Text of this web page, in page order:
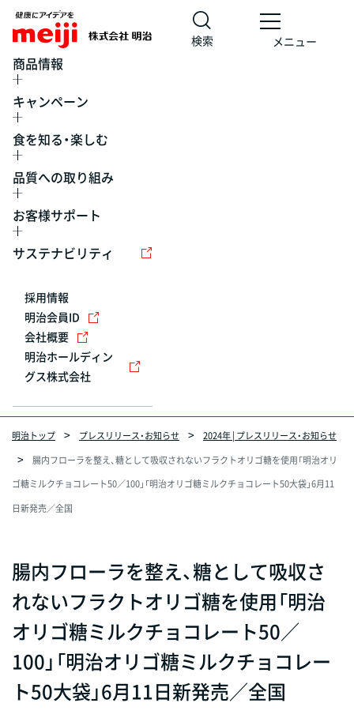
検索 メニュー
商品情報
キャンペーン
食を知る・楽しむ
品質への取り組み
お客様サポート
サステナビリティ
採用情報
明治会員ID
会社概要
明治ホールディン
グス株式会社
明治トップ プレスリリース・お知らせ
2024年 | プレスリリース・お知らせ
腸内フローラを整え、糖として吸収されないフラクトオリゴ糖を使用「明治オリ
ゴ糖ミルクチョコレート50／100」「明治オリゴ糖ミルクチョコレート50大袋」6月11
日新発売／全国
腸内フローラを整え、糖として吸収さ
れないフラクトオリゴ糖を使用「明治
オリゴ糖ミルクチョコレート50／
100」「明治オリゴ糖ミルクチョコレー
ト50大袋」6月11日新発売／全国